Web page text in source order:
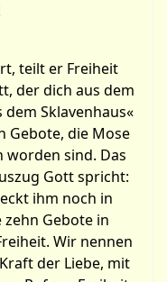
teilt er Freiheit
der dich aus dem
Sklavenhaus«
Gebote, die Mose
worden sind. Das
Gott spricht:
ihm noch in
Gebote in
Wir nennen
der Liebe, mit